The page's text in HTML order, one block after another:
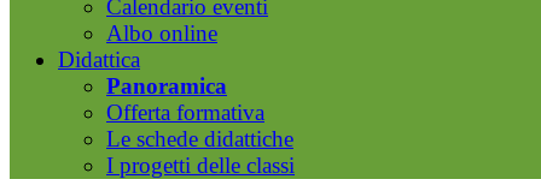
Calendario eventi
Albo online
Didattica
Panoramica
Offerta formativa
Le schede didattiche
I progetti delle classi